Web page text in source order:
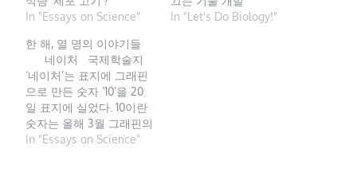
In "Essays on Science"
In "Let's Do Biology!"
한 해, 열 명의 이야기들
네이처 국제학술지
‘네이처’는 표지에 그래핀
으로 만든 숫자 ‘10’을 20
일 표지에 실었다. 10이란
숫자는 올해 3월 그래핀의
초전도성 등 새로운 물리
In "Essays on Science"